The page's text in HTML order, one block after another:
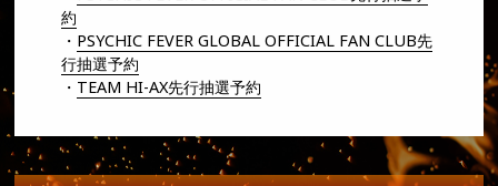
約
・ PSYCHIC FEVER GLOBAL OFFICIAL FAN CLUB先
行抽選予約
・ TEAM HI-AX先行抽選予約